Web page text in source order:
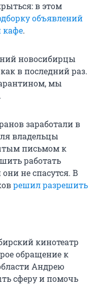
в этом
объявлений
кафе.
новосибирцы
в последний раз.
мы
заработали в
владельцы
письмом к
работать
не спасутся. В
решил разрешить
кинотеатр
обращение к
Андрею
сферу и помочь